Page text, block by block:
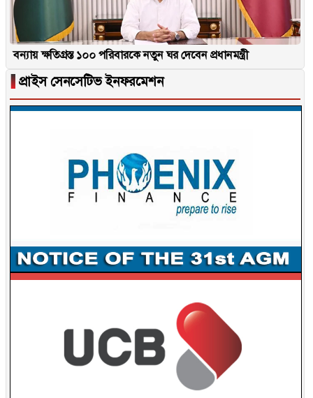
বন্যায় ক্ষতিগ্রস্ত ১০০ পরিবারকে নতুন ঘর দেবেন প্রধানমন্ত্রী
▐ প্রাইস সেনসেটিভ ইনফরমেশন